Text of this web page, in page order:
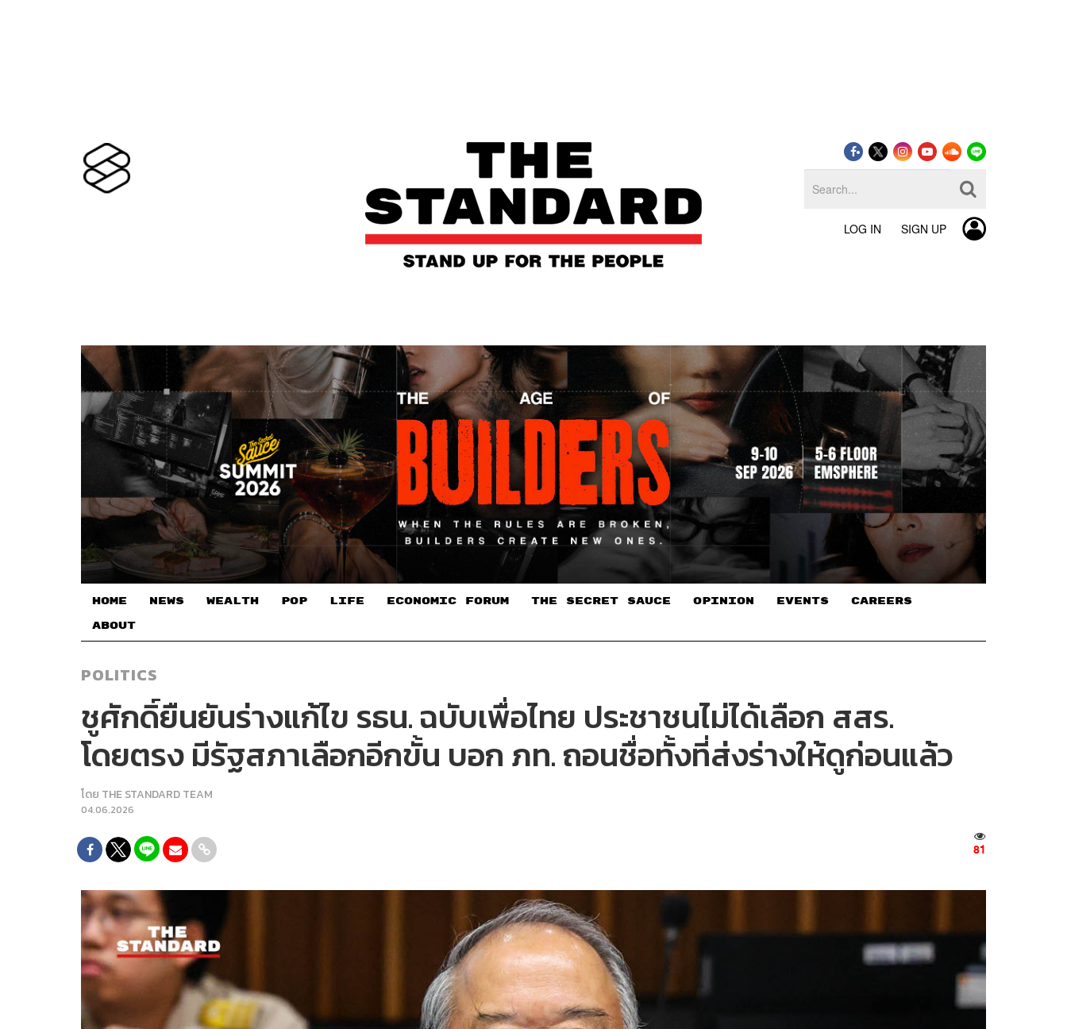
LOG IN SIGN UP
HOME NEWS WEALTH POP LIFE ECONOMIC FORUM THE SECRET SAUCE​ OPINION EVENTS CAREERS
ABOUT
POLITICS
ชูศักดิ์ยืนยันร่างแก้ไข รธน. ฉบับเพื่อไทย ประชาชนไม่ได้เลือก สสร.
โดยตรง มีรัฐสภาเลือกอีกขั้น บอก ภท. ถอนชื่อทั้งที่ส่งร่างให้ดูก่อนแล้ว
โดย THE STANDARD TEAM
04.06.2026
81